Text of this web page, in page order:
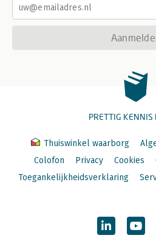
PRETTIG KENNIS
Thuiswinkel waarborg
Colofon
Privacy Cookies
Toegankelijkheidsverklaring